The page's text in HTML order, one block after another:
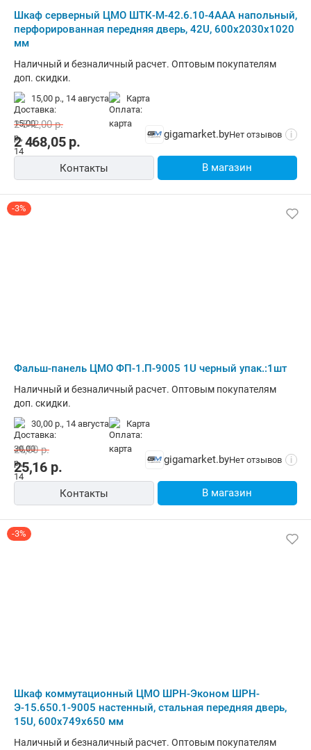
Шкаф серверный ЦМО ШТК-М-42.6.10-4ААА напольный,
перфорированная передняя дверь, 42U, 600x2030x1020
мм
Наличный и безналичный расчет. Оптовым покупателям
доп. скидки.
15,00 р., 14 августа карта
2 468,05р.
2 542,00р.
gigamarket.byНет отзывов i
Контакты В магазин
-3%
Фальш-панель ЦМО ФП-1.П-9005 1U черный упак.:1шт
Наличный и безналичный расчет. Оптовым покупателям
доп. скидки.
30,00 р., 14 августа карта
25,16 р.
26,00р.
gigamarket.byНет отзывов i
Контакты В магазин
-3%
Шкаф коммутационный ЦМО ШРН-Эконом ШРН-
Э-15.650.1-9005 настенный, стальная передняя дверь,
15U, 600x749x650 мм
Наличный и безналичный расчет. Оптовым покупателям